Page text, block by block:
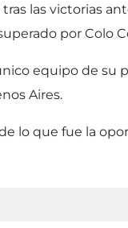
las victorias
por Colo
equipo de su
Aires.
lo que fue la